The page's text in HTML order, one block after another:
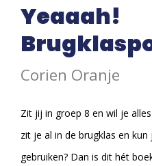
Yeaaah!
Corien Oranje
Zit jij in groep 8 en wil je
zit je al in de brugklas en
gebruiken? Dan is dit hét